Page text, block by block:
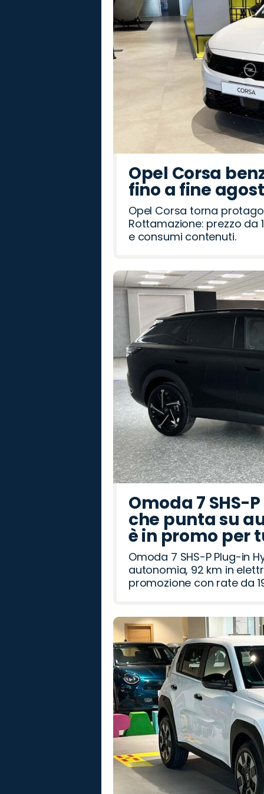
Opel Corsa
fino a fine
Opel Corsa torna
Rottamazione: prezzo da
e consumi contenuti.
Omoda 7 SHS-
che punta su
è in promo per
Omoda 7 SHS-P Plug-in
autonomia, 92 km in
promozione con rate da